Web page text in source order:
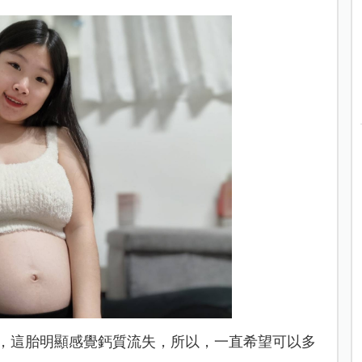
這胎明顯感覺鈣質流失，所以，一直希望可以多